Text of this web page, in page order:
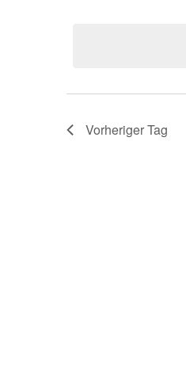
Vorheriger Tag